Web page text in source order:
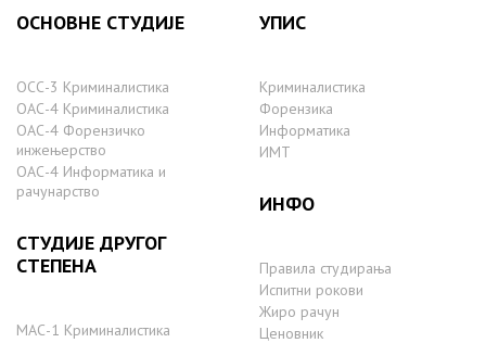
ОСНОВНЕ СТУДИЈЕ
ОСС-3 Криминалистика
ОАС-4 Криминалистика
ОАС-4 Форензичко
инжењерство
ОАС-4 Информатика и
рачунарство
СТУДИЈЕ ДРУГОГ
СТЕПЕНА
МАС-1 Криминалистика
УПИС
Криминалистика
Форензика
Информатика
ИМТ
ИНФО
Правила студирања
Испитни рокови
Жиро рачун
Ценовник